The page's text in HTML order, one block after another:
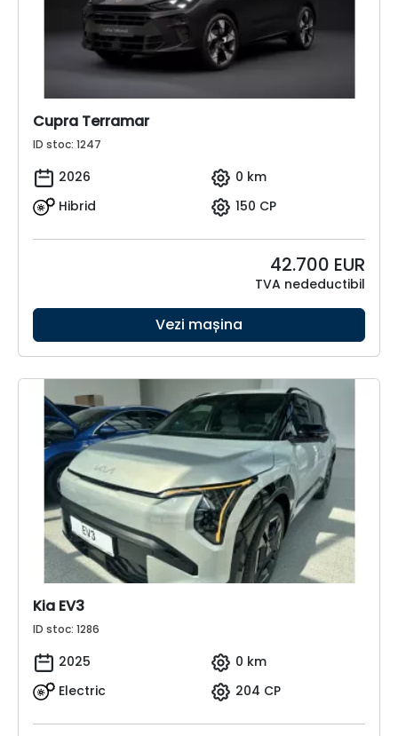
Cupra Terramar
ID stoc: 1247
2026
0 km
Hibrid
150 CP
42.700 EUR
TVA nedeductibil
Vezi mașina
Kia EV3
ID stoc: 1286
2025
0 km
Electric
204 CP